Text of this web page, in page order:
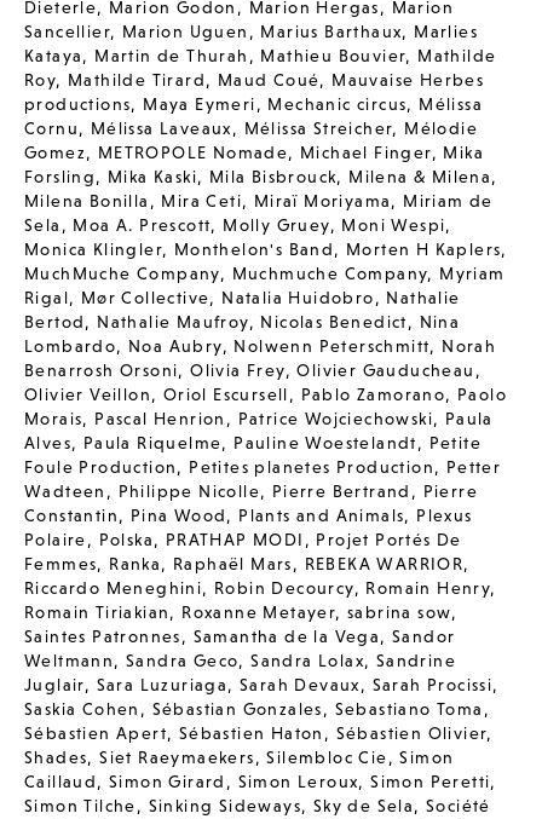
Dieterle, Marion Godon , Marion Hergas, Marion
Sancellier, Marion Uguen , Marius Barthaux, Marlies
Kataya, Martin de Thurah , Mathieu Bouvier, Mathilde
Roy, Mathilde Tirard, Maud Coué, Mauvaise Herbes
productions, Maya Eymeri, Mechanic circus, Mélissa
Cornu, Mélissa Laveaux, Mélissa Streicher, Mélodie
Gomez, METROPOLE Nomade, Michael Finger, Mika
Forsling, Mika Kaski, Mila Bisbrouck, Milena & Milena,
Milena Bonilla , Mira Ceti, Miraï Moriyama, Miriam de
Sela , Moa A. Prescott, Molly Gruey, Moni Wespi,
Monica Klingler, Monthelon's Band, Morten H Kaplers,
MuchMuche Company, Muchmuche Company, Myriam
Rigal, Mør Collective,Natalia Huidobro,Nathalie
Bertod,Nathalie Maufroy,Nicolas Benedict, Nina
Lombardo,Noa Aubry,Nolwenn Peterschmitt,Norah
Benarrosh Orsoni,Olivia Frey,Olivier Gauducheau ,
Olivier Veillon, Oriol Escursell, Pablo Zamorano, Paolo
Morais, Pascal Henrion , Patrice Wojciechowski, Paula
Alves, Paula Riquelme, Pauline Woestelandt, Petite
Foule Production, Petites planetes Production, Petter
Wadteen , Philippe Nicolle, Pierre Bertrand , Pierre
Constantin, Pina Wood, Plants and Animals, Plexus
Polaire, Polska, PRATHAP MODI , Projet Portés De
Femmes, Ranka, Raphaël Mars, REBEKA WARRIOR,
Riccardo Meneghini, Robin Decourcy, Romain Henry,
Romain Tiriakian, Roxanne Metayer,sabrina sow,
Saintes Patronnes, Samantha de la Vega,Sandor
Weltmann,Sandra Geco,Sandra Lolax, Sandrine
Juglair, Sara Luzuriaga,Sarah Devaux, Sarah Procissi,
Saskia Cohen , Sébastian Gonzales, Sebastiano Toma ,
Sébastien Apert, Sébastien Haton , Sébastien Olivier,
Shades,Siet Raeymaekers,Silembloc Cie,Simon
Caillaud,Simon Girard , Simon Leroux,Simon Peretti,
Simon Tilche, Sinking Sideways, Sky de Sela,Société